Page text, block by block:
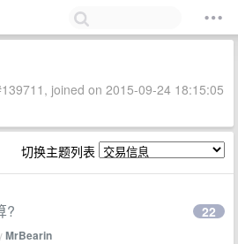
joined on 2015-09-24 18:15:05
切换主题列表
?
MrBearin
22